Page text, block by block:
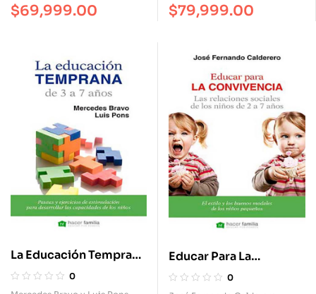
Vida
$69,999.00
Ayudarles En El Estudio.
$79,999.00
La Educación Temprana
De 3 A 7 Años. Pautas Y
Ejercicios De
0
Educar Para La
Convivencia. Las
Relaciones Sociales De
0